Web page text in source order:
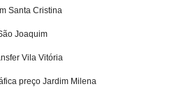
Santa Cristina
Joaquim
Vila Vitória
preço Jardim Milena